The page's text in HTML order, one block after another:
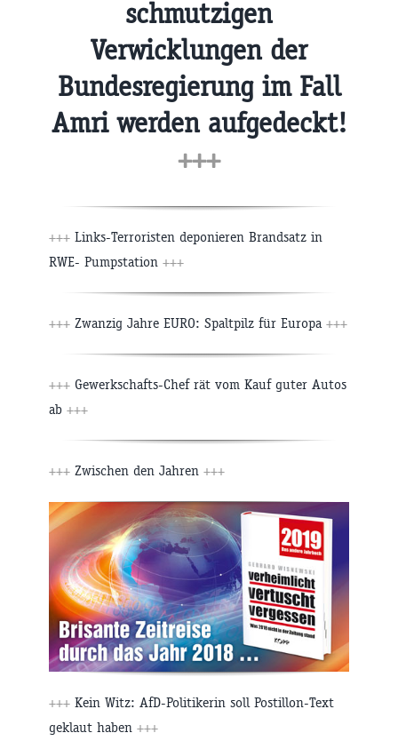
schmutzigen
Verwicklungen der
Bundesregierung im Fall
Amri werden aufgedeckt!
+++
+++ Links-Terroristen deponieren Brandsatz in
RWE- Pumpstation +++
+++ Zwanzig Jahre EURO: Spaltpilz für Europa +++
+++ Gewerkschafts-Chef rät vom Kauf guter Autos
ab +++
+++ Zwischen den Jahren +++
+++ Kein Witz: AfD-Politikerin soll Postillon-Text
geklaut haben +++